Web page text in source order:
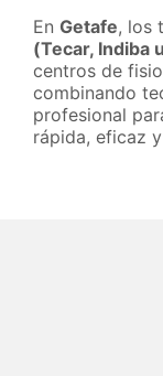
En Getafe, los
(Tecar, Indiba
centros de
combinando
profesional
rápida, eficaz